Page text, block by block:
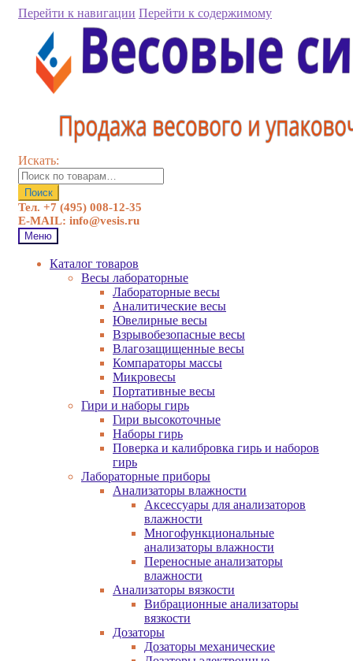
Перейти к навигации Перейти к содержимому
Искать:
Поиск
Тел. +7 (495) 008-12-35
E-MAIL: info@vesis.ru
Меню
Каталог товаров
Весы лабораторные
Лабораторные весы
Аналитические весы
Ювелирные весы
Взрывобезопасные весы
Влагозащищенные весы
Компараторы массы
Микровесы
Портативные весы
Гири и наборы гирь
Гири высокоточные
Наборы гирь
Поверка и калибровка гирь и наборов
гирь
Лабораторные приборы
Анализаторы влажности
Аксессуары для анализаторов
влажности
Многофункциональные
анализаторы влажности
Переносные анализаторы
влажности
Анализаторы вязкости
Вибрационные анализаторы
вязкости
Дозаторы
Дозаторы механические